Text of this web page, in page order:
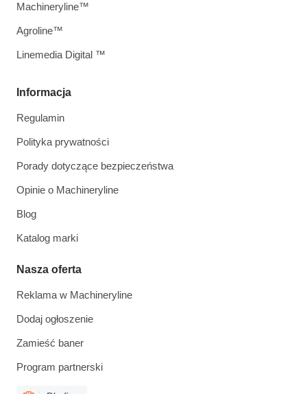
Informacja
Regulamin
Polityka prywatności
Porady dotyczące bezpieczeństwa
Opinie o Machineryline
Blog
Katalog marki
Nasza oferta
Reklama w Machineryline
Dodaj ogłoszenie
Zamieść baner
Program partnerski
Machineryline™
Agroline™
Linemedia Digital ™